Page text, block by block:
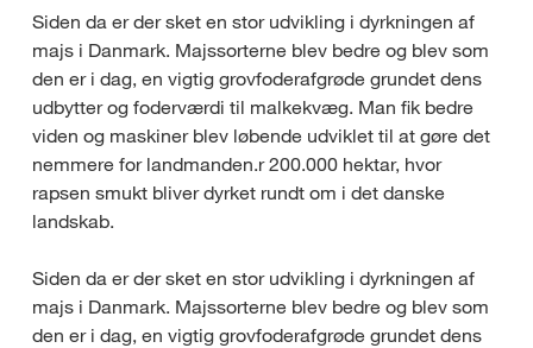
Siden da er der sket en stor udvikling i dyrkningen af
majs i Danmark. Majssorterne blev bedre og blev som
den er i dag, en vigtig grovfoderafgrøde grundet dens
udbytter og foderværdi til malkekvæg. Man fik bedre
viden og maskiner blev løbende udviklet til at gøre det
nemmere for landmanden.r 200.000 hektar, hvor
rapsen smukt bliver dyrket rundt om i det danske
landskab.
Siden da er der sket en stor udvikling i dyrkningen af
majs i Danmark. Majssorterne blev bedre og blev som
den er i dag, en vigtig grovfoderafgrøde grundet dens